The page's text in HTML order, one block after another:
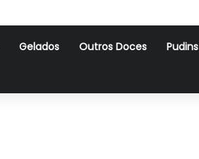
Gelados Outros Doces Pudins